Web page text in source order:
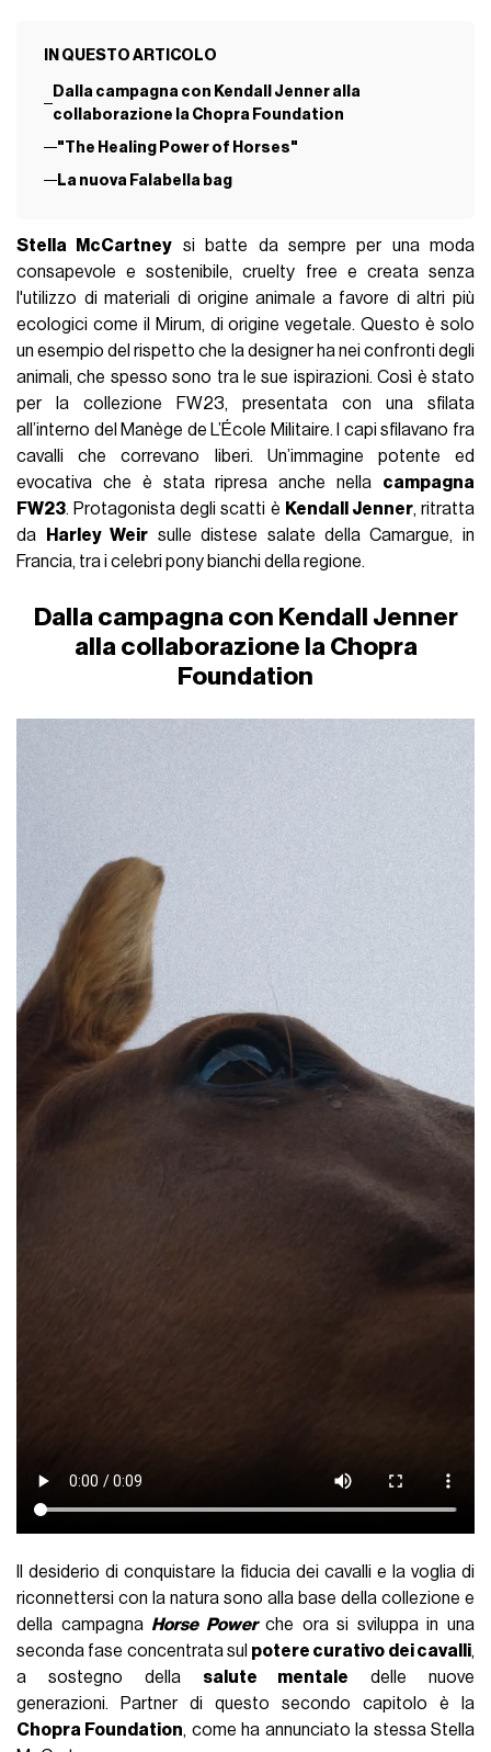
IN QUESTO ARTICOLO
Dalla campagna con Kendall Jenner alla
collaborazione la Chopra Foundation
"The Healing Power of Horses"
La nuova Falabella bag
Stella McCartney si batte da sempre per una moda
consapevole e sostenibile, cruelty free e creata senza
l'utilizzo di materiali di origine animale a favore di altri più
ecologici come il Mirum, di origine vegetale. Questo è solo
un esempio del rispetto che la designer ha nei confronti degli
animali, che spesso sono tra le sue ispirazioni. Così è stato
per la collezione FW23, presentata con una sfilata
all’interno del Manège de L’École Militaire. I capi sfilavano fra
cavalli che correvano liberi. Un’immagine potente ed
evocativa che è stata ripresa anche nella campagna
FW23. Protagonista degli scatti è Kendall Jenner, ritratta
da
Harley Weir sulle distese salate della Camargue, in
Francia, tra i celebri pony bianchi della regione.
Dalla campagna con Kendall Jenner
alla collaborazione la Chopra
Foundation
Il desiderio di conquistare la fiducia dei cavalli e la voglia di
riconnettersi con la natura sono alla base della collezione e
della campagna Horse Powerche ora si sviluppa in una
seconda fase concentrata sul potere curativo dei cavalli,
a sostegno della salute mentale delle nuove
generazioni. Partner di questo secondo capitolo è la
Chopra Foundation, come ha annunciato la stessa Stella